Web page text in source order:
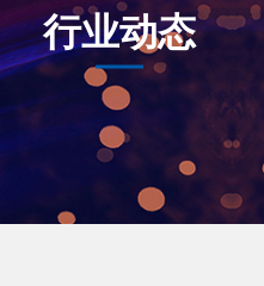
行业动态